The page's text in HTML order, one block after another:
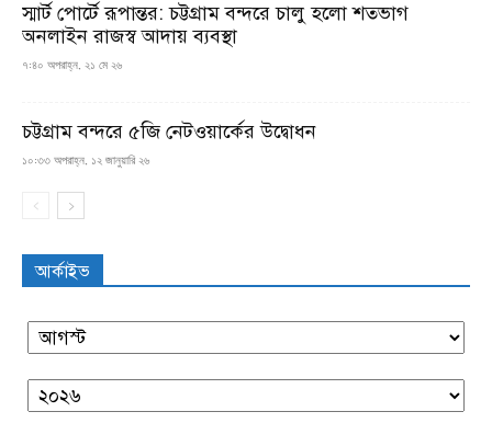
স্মার্ট পোর্টে রূপান্তর: চট্টগ্রাম বন্দরে চালু হলো শতভাগ
অনলাইন রাজস্ব আদায় ব্যবস্থা
৭:৪০ অপরাহ্ন, ২১ মে ২৬
চট্টগ্রাম বন্দরে ৫জি নেটওয়ার্কের উদ্বোধন
১০:৩৩ অপরাহ্ন, ১২ জানুয়ারি ২৬
আর্কাইভ